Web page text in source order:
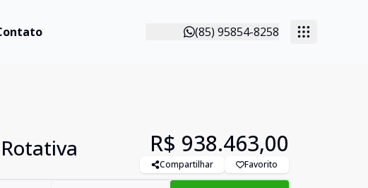
(85) 95854-8258
R$ 938.463,00
Compartilhar Favorito